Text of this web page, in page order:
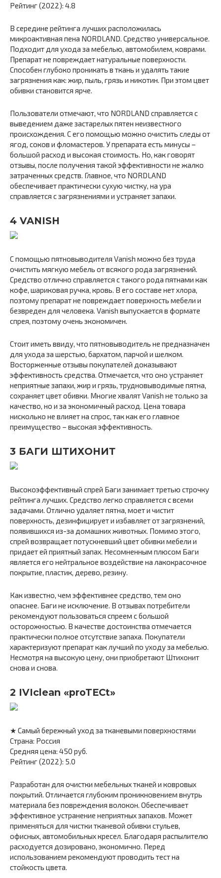
Рейтинг (2022): 4.8
В середине рейтинга лучших расположилась
микроактивная пена NORDLAND. Средство универсальное.
Подходит для ухода за мебелью, автомобилем, коврами.
Препарат не повреждает натуральные поверхности.
Способен глубоко проникать в ткань и удалять такие
загрязнения как: жир, пыль, грязь и никотин. При этом цвет
обивки становится ярче.
Пользователи отмечают, что NORDLAND справляется с
выведением даже застарелых пятен неизвестного
происхождения. С его помощью можно очистить следы от
ягод, соков и фломастеров. У препарата есть минусы –
большой расход и высокая стоимость. Но, как говорят
отзывы, после получения такой эффективности не жалко
затраченных средств. Главное, что NORDLAND
обеспечивает практически сухую чистку, на ура
справляется с загрязнениями и устраняет запахи.
4 VANISH
С помощью пятновыводителя Vanish можно без труда
очистить мягкую мебель от всякого рода загрязнений.
Средство отлично справляется с такого рода пятнами как
кофе, шариковая ручка, кровь. В его составе нет хлора,
поэтому препарат не повреждает поверхность мебели и
безвреден для человека. Vanish выпускается в формате
спрея, поэтому очень экономичен.
Стоит иметь ввиду, что пятновыводитель не предназначен
для ухода за шерстью, бархатом, парчой и шелком.
Восторженные отзывы покупателей доказывают
эффективность средства. Отмечается, что оно устраняет
неприятные запахи, жир и грязь, трудновыводимые пятна,
сохраняет цвет обивки. Многие хвалят Vanish не только за
качество, но и за экономичный расход. Цена товара
нисколько не влияет на спрос, так как его главное
преимущество – высокая эффективность.
3 БАГИ ШТИХОНИТ
Высокоэффективный спрей Баги занимает третью строчку
рейтинга лучших. Средство легко справляется с всеми
задачами. Отлично удаляет пятна, моет и чистит
поверхность, дезинфицирует и избавляет от загрязнений,
появившихся из-за домашних животных. Помимо этого,
спрей возвращает потускневший цвет обивки мебели и
придает ей приятный запах. Несомненным плюсом Баги
является его нейтральное воздействие на лакокрасочное
покрытие, пластик, дерево, резину.
Как известно, чем эффективнее средство, тем оно
опаснее. Баги не исключение. В отзывах потребители
рекомендуют пользоваться спреем с большой
осторожностью. В качестве достоинства отмечается
практически полное отсутствие запаха. Покупатели
характеризуют препарат как лучший по уходу за мебелью.
Несмотря на высокую цену, они приобретают Штихонит
снова и снова.
2 IVIclean «proTECt»
★ Самый бережный уход за тканевыми поверхностями
Страна: Россия
Средняя цена: 450 руб.
Рейтинг (2022): 5.0
Разработан для очистки мебельных тканей и ковровых
покрытий. Отличается глубоким проникновением внутрь
материала без повреждения волокон. Обеспечивает
эффективное устранение неприятных запахов. Может
применяться для чистки тканевой обивки стульев,
офисных, автомобильных кресел. Благодаря распылителю
расходуется дозировано, экономично. Перед
использованием рекомендуют проводить тест на
стойкость цвета.